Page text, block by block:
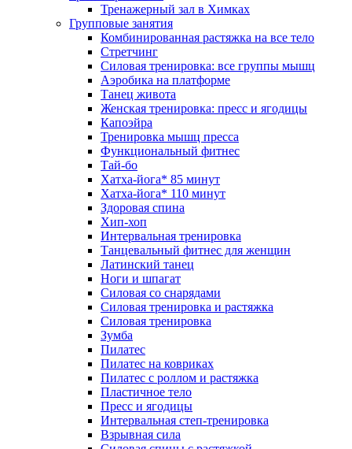
Тренажерный зал в Химках
Групповые занятия
Комбинированная растяжка на все тело
Стретчинг
Силовая тренировка: все группы мышц
Аэробика на платформе
Танец живота
Женская тренировка: пресс и ягодицы
Капоэйра
Тренировка мышц пресса
Функциональный фитнес
Тай-бо
Хатха-йога* 85 минут
Хатха-йога* 110 минут
Здоровая спина
Хип-хоп
Интервальная тренировка
Танцевальный фитнес для женщин
Латинский танец
Ноги и шпагат
Силовая со снарядами
Силовая тренировка и растяжка
Силовая тренировка
Зумба
Пилатес
Пилатес на ковриках
Пилатес с роллом и растяжка
Пластичное тело
Пресс и ягодицы
Интервальная степ-тренировка
Взрывная сила